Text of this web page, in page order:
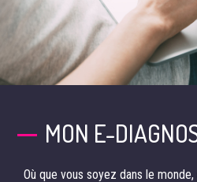
MON E-
Où que vous soyez dans le